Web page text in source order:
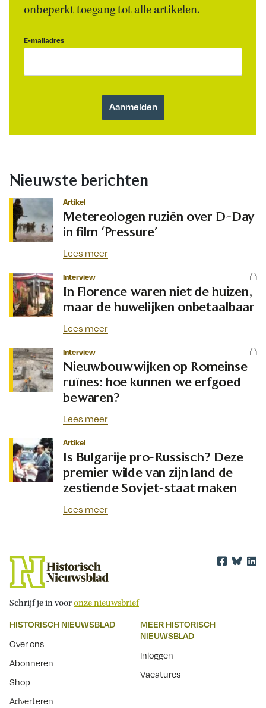
onbeperkt toegang tot alle artikelen.
E-mailadres
Nieuwste berichten
Artikel
Metereologen ruziën over D-Day
in film ‘Pressure’
Lees meer
Interview
In Florence waren niet de huizen,
maar de huwelijken onbetaalbaar
Lees meer
Interview
Nieuwbouwwijken op Romeinse
ruïnes: hoe kunnen we erfgoed
bewaren?
Lees meer
Artikel
Is Bulgarije pro-Russisch? Deze
premier wilde van zijn land de
zestiende Sovjet-staat maken
Lees meer
Schrijf je in vooronze nieuwsbrief
HISTORISCH NIEUWSBLAD
Over ons
Abonneren
Shop
Adverteren
MEER HISTORISCH
NIEUWSBLAD
Inloggen
Vacatures